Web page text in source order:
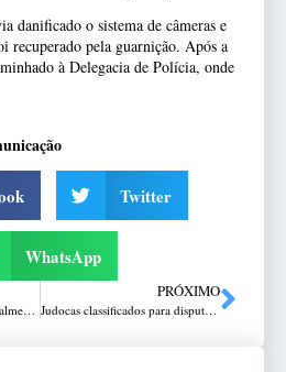
danificado o sistema de câmeras e
recuperado pela guarnição. Após a
à Delegacia de Polícia, onde
Twitter
WhatsApp
Grave acidente bloqueia totalmente a BR-386 na serra de Pouso Novo
PRÓXIMO
Judocas classificados para disputar o Meeting Interestadual